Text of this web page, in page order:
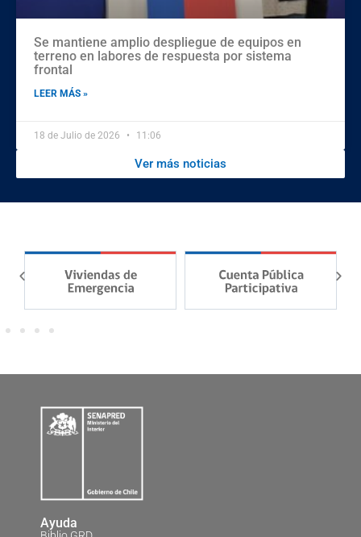
Se mantiene amplio despliegue de equipos en
terreno en labores de respuesta por sistema
frontal
LEER MÁS »
18 de Julio de 2026 11:06
Ver más noticias
Ayuda